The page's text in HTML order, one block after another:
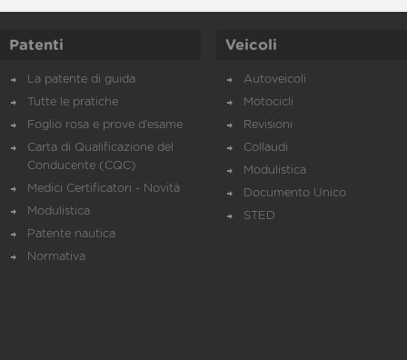
Patenti
La patente di guida
Tutte le pratiche
Foglio rosa e prove d’esame
Carta di Qualificazione del
Conducente (CQC)
Medici Certificatori - Novità
Modulistica
Patente nautica
Normativa
Veicoli
Autoveicoli
Motocicli
Revisioni
Collaudi
Modulistica
Documento Unico
STED